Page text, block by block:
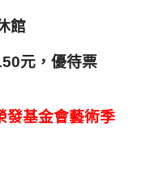
館
元，優待票
基金會藝術季